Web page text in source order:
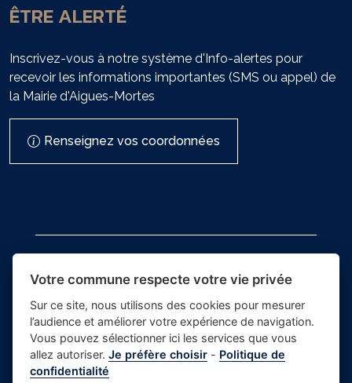
ÊTRE ALERTÉ
Inscrivez-vous à notre système d'Info-alertes pour
recevoir les informations importantes (SMS ou appel) de
la Mairie d'Aigues-Mortes
Renseignez vos coordonnées
Place du village la solution web
et appli des collectivités
- Mairie
d'Aigues-
Mortes
Crédits photos
Votre commune respecte votre vie privée
Sur ce site, nous utilisons des cookies pour mesurer
l’audience et améliorer votre expérience de navigation.
Vous pouvez sélectionner ici les services que vous
allez autoriser.Je préfère choisir - Politique de
confidentialité